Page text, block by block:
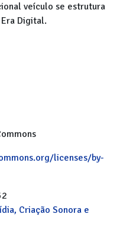
veículo se estrutura
Digital.
licenses/by-
Criação Sonora e